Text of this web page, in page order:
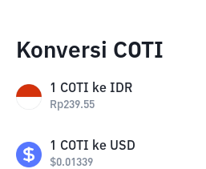
Konversi COTI
1 COTI ke IDR
Rp239.55
1 COTI ke USD
$0.01339